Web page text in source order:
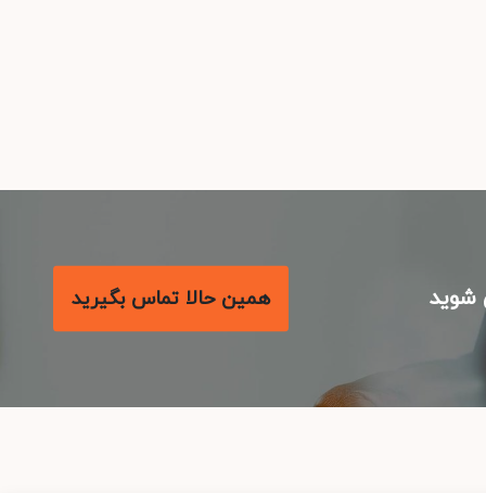
همین حالا تماس بگیرید